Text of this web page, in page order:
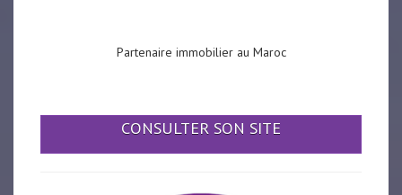
Partenaire immobilier au Maroc
CONSULTER SON SITE